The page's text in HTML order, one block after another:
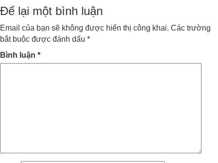
Để lại một bình luận
Email của bạn sẽ không được hiển thị công khai. Các trường
bắt buộc được đánh dấu *
Bình luận *